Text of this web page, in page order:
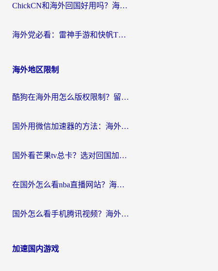
ChickCN和海外回国好用吗？海外党2026亲测：从手游到影音，选对加速器的3个关键
海外党必看：雷神手游和快帆TV版好用吗？3步选对回国加速器不踩坑
海外地区限制
酷狗在海外用怎么版权限制？留学生亲测：3步解决听国内音乐难题
国外用微信加速器的方法：海外党无缝连接国内生活的实用指南
国外看芒果tv总卡？选对回国加速器，轻松追《浪姐》不费劲
在国外怎么看nba直播网站？海外党专属体育观赛指南，告别地区限制！
国外怎么看手机腾讯视频？海外党亲测有效的追剧加速器选择指南
加速国内游戏